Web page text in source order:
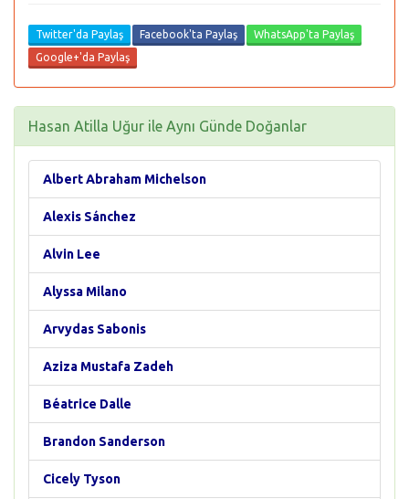
Twitter'da Paylaş Facebook'ta Paylaş
WhatsApp'ta Paylaş
Google+'da Paylaş
Hasan Atilla Uğur ile Aynı Günde Doğanlar
Albert Abraham Michelson
Alexis Sánchez
Alvin Lee
Alyssa Milano
Arvydas Sabonis
Aziza Mustafa Zadeh
Béatrice Dalle
Brandon Sanderson
Cicely Tyson